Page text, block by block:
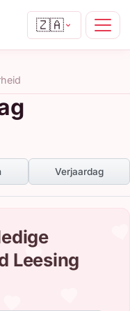
🇿🇦
Verjaardag
Leesing